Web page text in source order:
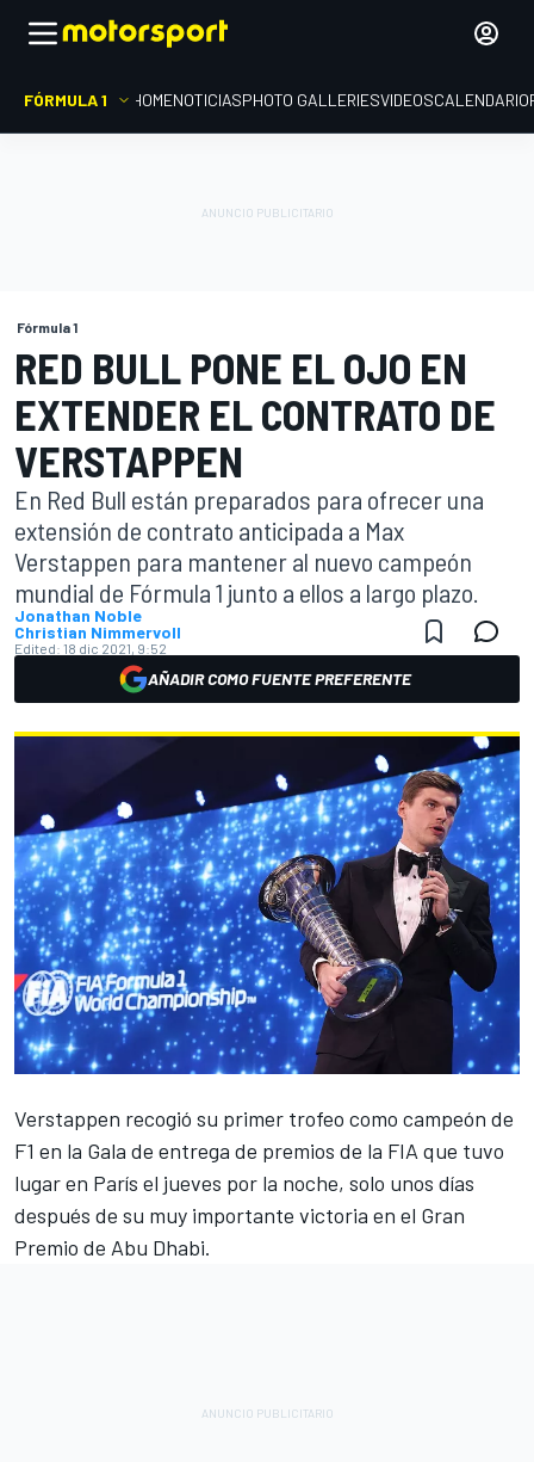
FÓRMULA 1 HOMENOTICIASPHOTO GALLERIESVIDEOSCALENDARIO
Fórmula 1
RED BULL PONE EL OJO EN
EXTENDER EL CONTRATO DE
VERSTAPPEN
En Red Bull están preparados para ofrecer una
extensión de contrato anticipada a Max
Verstappen para mantener al nuevo campeón
mundial de Fórmula 1 junto a ellos a largo plazo.
Jonathan Noble
Christian Nimmervoll
Edited: 18 dic 2021, 9:52
AÑADIR COMO FUENTE PREFERENTE
Verstappen recogió su primer trofeo como campeón de
F1 en la Gala de entrega de premios de la FIA que tuvo
lugar en París el jueves por la noche, solo unos días
después de su muy importante victoria en el Gran
Premio de Abu Dhabi.